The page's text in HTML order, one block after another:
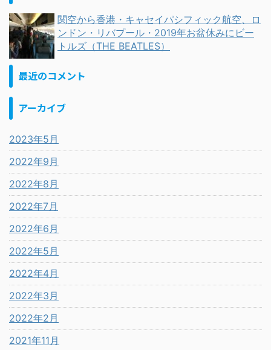
関空から香港・キャセイパシフィック航空、ロ
ンドン・リバプール・2019年お盆休みにビー
トルズ（THE BEATLES）
最近のコメント
アーカイブ
2023年5月
2022年9月
2022年8月
2022年7月
2022年6月
2022年5月
2022年4月
2022年3月
2022年2月
2021年11月